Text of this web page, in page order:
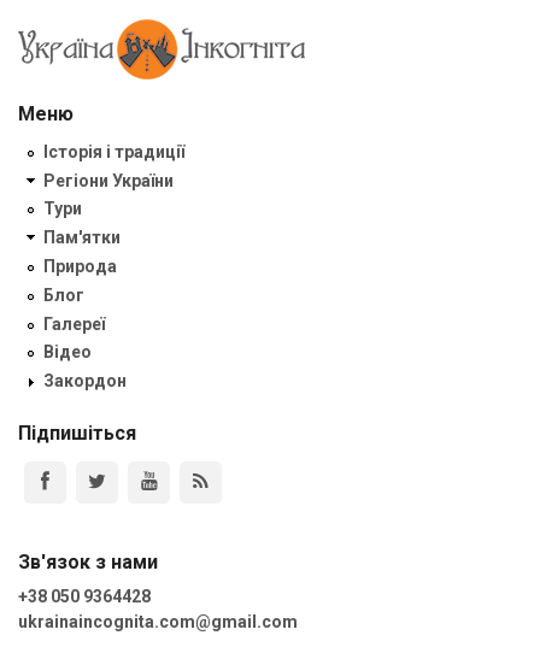
Меню
Історія і традиції
Регіони України
Тури
Пам'ятки
Природа
Блог
Галереї
Відео
Закордон
Підпишіться
Зв'язок з нами
+38 050 9364428
ukrainaincognita.com@gmail.com